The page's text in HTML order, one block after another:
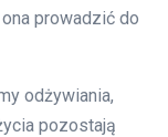
ona prowadzić do
odżywiania,
pozostają